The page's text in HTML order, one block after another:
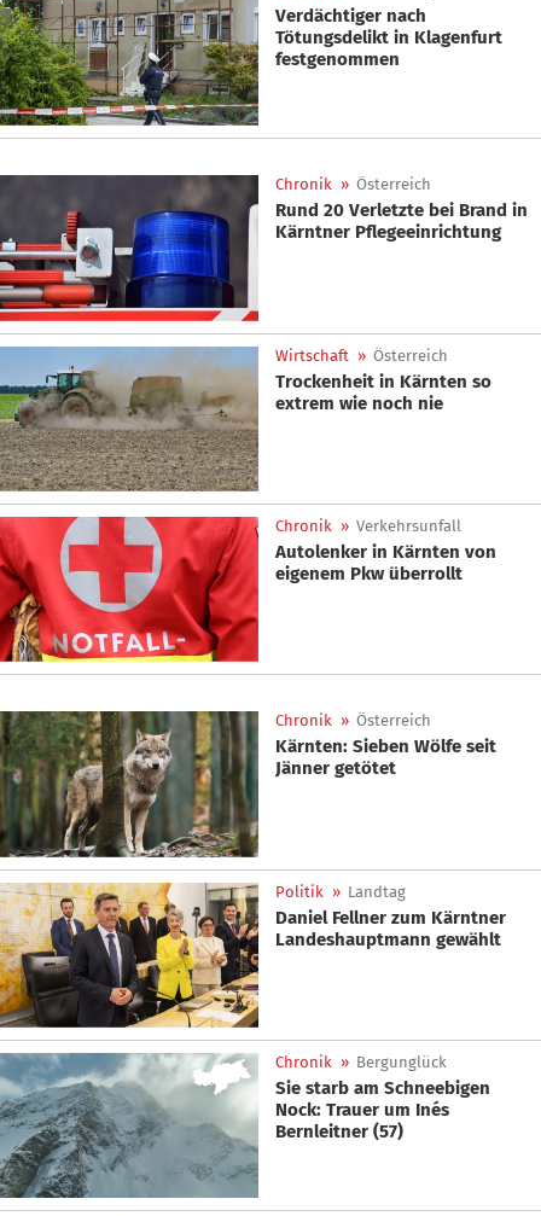
Verdächtiger nach
Tötungsdelikt in Klagenfurt
festgenommen
Chronik » Österreich
Rund 20 Verletzte bei Brand in
Kärntner Pflegeeinrichtung
Wirtschaft » Österreich
Trockenheit in Kärnten so
extrem wie noch nie
Chronik » Verkehrsunfall
Autolenker in Kärnten von
eigenem Pkw überrollt
Chronik » Österreich
Kärnten: Sieben Wölfe seit
Jänner getötet
Politik » Landtag
Daniel Fellner zum Kärntner
Landeshauptmann gewählt
Chronik » Bergunglück
Sie starb am Schneebigen
Nock: Trauer um Inés
Bernleitner (57)